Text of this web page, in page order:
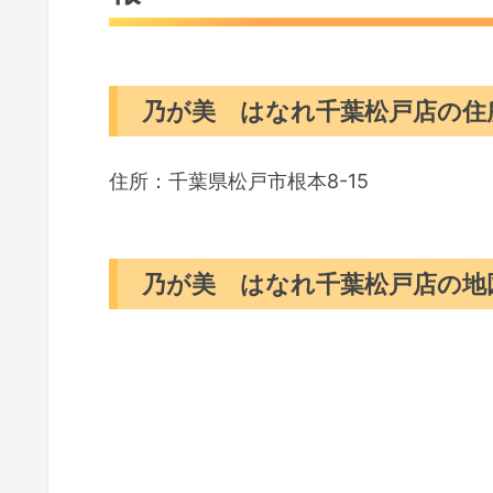
乃が美 はなれ千葉松戸店の住
住所：千葉県松戸市根本8-15
乃が美 はなれ千葉松戸店の地